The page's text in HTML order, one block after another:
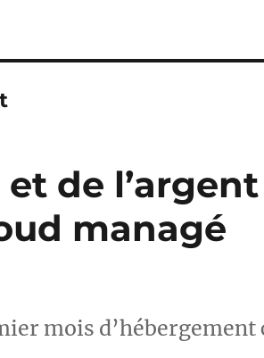
de
managé
mois d’hébergement